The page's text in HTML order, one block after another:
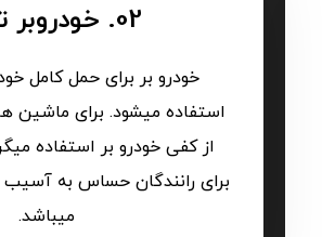
02. خودروبر تهران
خودرو بر برای حمل کامل
استفاده میشود. برای ماشین
از کفی خودرو بر استفاده
برای رانندگان حساس به آسیب
میباشد.